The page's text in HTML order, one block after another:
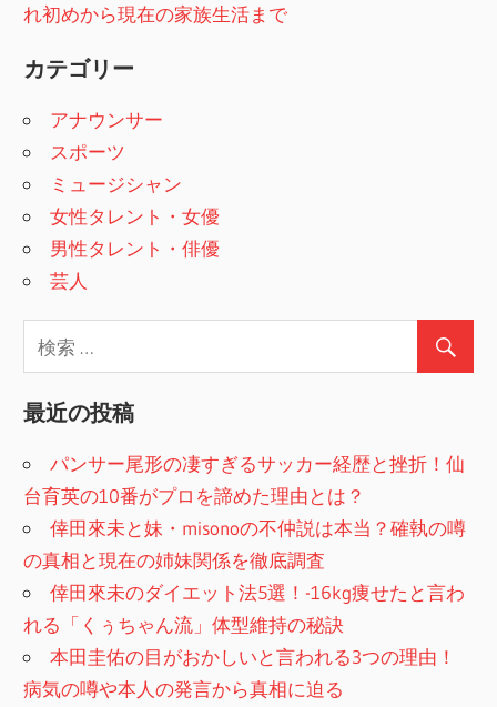
れ初めから現在の家族生活まで
カテゴリー
アナウンサー
スポーツ
ミュージシャン
女性タレント・女優
男性タレント・俳優
芸人
最近の投稿
パンサー尾形の凄すぎるサッカー経歴と挫折！仙
台育英の10番がプロを諦めた理由とは？
倖田來未と妹・misonoの不仲説は本当？確執の噂
の真相と現在の姉妹関係を徹底調査
倖田來未のダイエット法5選！-16kg痩せたと言わ
れる「くぅちゃん流」体型維持の秘訣
本田圭佑の目がおかしいと言われる3つの理由！
病気の噂や本人の発言から真相に迫る